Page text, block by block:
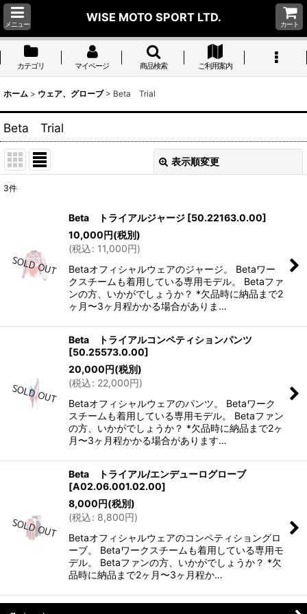
メニュー
WISE MOTO SPORT LTD.
カート
カテゴリ マイページ 商品検索 ご利用案内
ホーム > ウェア、グローブ > Beta Trial
Beta Trial
表示順変更
絞り込む
3件
Beta トライアルジャージ [50.22163.0.00]
10,000円(税別)
(税込: 11,000円)
Betaオフィシャルウェアのジャージ。 Betaワー
クスチームも着用している専用モデル。 Betaファ
ンの方、いかがでしょうか？ *欠品時に納品まで2
ヶ月〜3ヶ月程かかる場合がありま…
Beta トライアルコンペティションパンツ
[50.25573.0.00]
20,000円(税別)
(税込: 22,000円)
Betaオフィシャルウェアのパンツ。 Betaワーク
スチームも着用している専用モデル。 Betaファン
の方、いかがでしょうか？ *欠品時に納品まで2ヶ
月〜3ヶ月程かかる場合があります…
Beta トライアル/エンデューログローブ
[A02.06.001.02.00]
8,000円(税別)
(税込: 8,800円)
Betaオフィシャルウェアのコンペティショングロ
ーブ。 Betaワークスチームも着用している専用モ
デル。 Betaファンの方、いかがでしょうか？ *欠
品時に納品まで2ヶ月〜3ヶ月程か…